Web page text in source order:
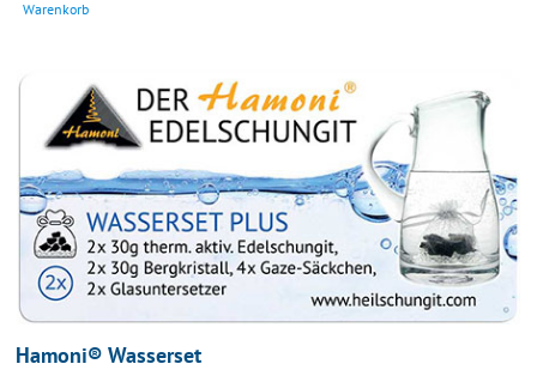
Warenkorb
Hamoni® Wasserset